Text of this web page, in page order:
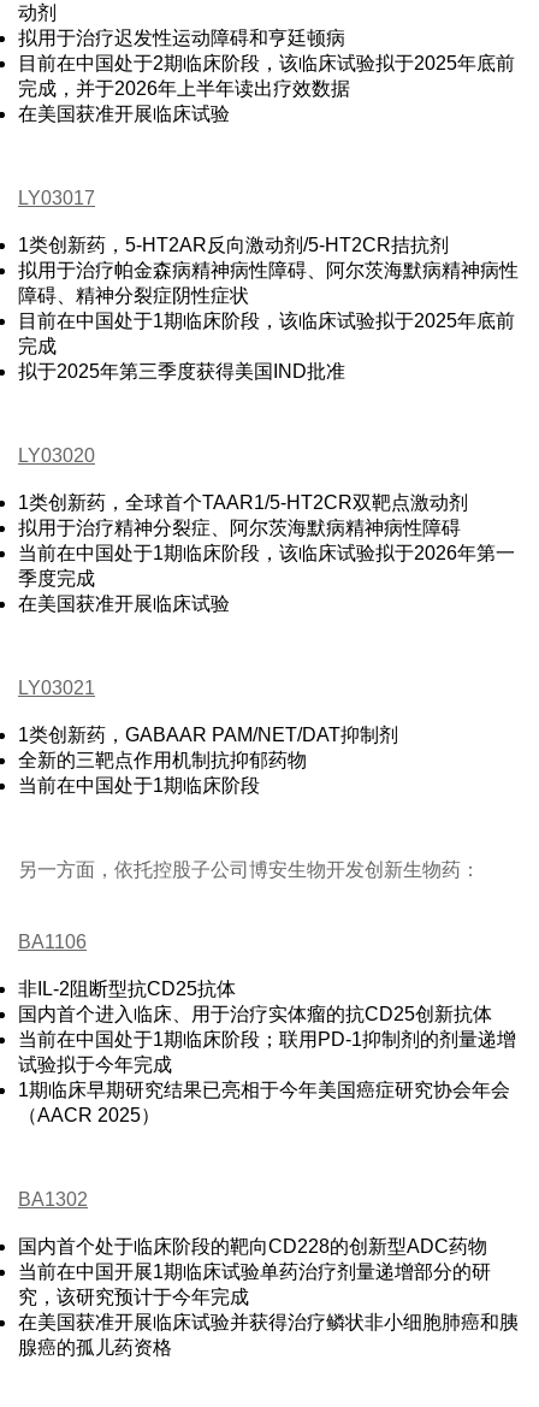
动剂
拟用于治疗迟发性运动障碍和亨廷顿病
目前在中国处于2期临床阶段，该临床试验拟于2025年底前
完成，并于2026年上半年读出疗效数据
在美国获准开展临床试验
LY03017
1类创新药，5-HT2AR反向激动剂/5-HT2CR拮抗剂
拟用于治疗帕金森病精神病性障碍、阿尔茨海默病精神病性
障碍、精神分裂症阴性症状
目前在中国处于1期临床阶段，该临床试验拟于2025年底前
完成
拟于2025年第三季度获得美国IND批准
LY03020
1类创新药，全球首个TAAR1/5-HT2CR双靶点激动剂
拟用于治疗精神分裂症、阿尔茨海默病精神病性障碍
当前在中国处于1期临床阶段，该临床试验拟于2026年第一
季度完成
在美国获准开展临床试验
LY03021
1类创新药，GABAAR PAM/NET/DAT抑制剂
全新的三靶点作用机制抗抑郁药物
当前在中国处于1期临床阶段
另一方面，依托控股子公司博安生物开发创新生物药：
BA1106
非IL-2阻断型抗CD25抗体
国内首个进入临床、用于治疗实体瘤的抗CD25创新抗体
当前在中国处于1期临床阶段；联用PD-1抑制剂的剂量递增
试验拟于今年完成
1期临床早期研究结果已亮相于今年美国癌症研究协会年会
（AACR 2025）
BA1302
国内首个处于临床阶段的靶向CD228的创新型ADC药物
当前在中国开展1期临床试验单药治疗剂量递增部分的研
究，该研究预计于今年完成
在美国获准开展临床试验并获得治疗鳞状非小细胞肺癌和胰
腺癌的孤儿药资格